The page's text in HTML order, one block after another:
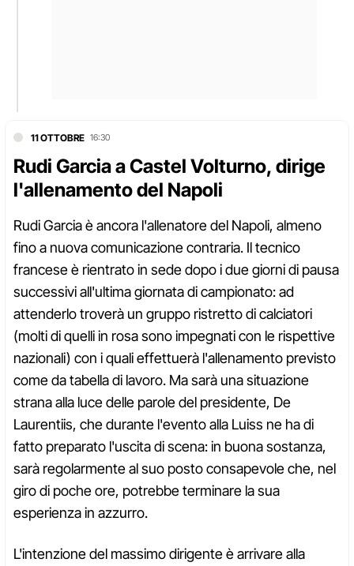
11 OTTOBRE 16:30
Rudi Garcia a Castel Volturno, dirige
l'allenamento del Napoli
Rudi Garcia è ancora l'allenatore del Napoli, almeno
fino a nuova comunicazione contraria. Il tecnico
francese è rientrato in sede dopo i due giorni di pausa
successivi all'ultima giornata di campionato: ad
attenderlo troverà un gruppo ristretto di calciatori
(molti di quelli in rosa sono impegnati con le rispettive
nazionali) con i quali effettuerà l'allenamento previsto
come da tabella di lavoro. Ma sarà una situazione
strana alla luce delle parole del presidente, De
Laurentiis, che durante l'evento alla Luiss ne ha di
fatto preparato l'uscita di scena: in buona sostanza,
sarà regolarmente al suo posto consapevole che, nel
giro di poche ore, potrebbe terminare la sua
esperienza in azzurro.
L'intenzione del massimo dirigente è arrivare alla